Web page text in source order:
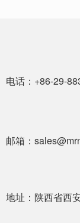
电话：+86-29-
邮箱：
地址：陕西省西